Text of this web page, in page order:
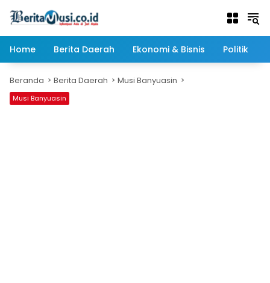
Home
Berita Daerah Ekonomi & Bisnis Politik
Beranda Berita Daerah Musi Banyuasin
Musi Banyuasin